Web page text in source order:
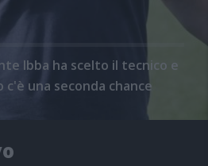
Ibba ha scelto il tecnico e
una seconda chance